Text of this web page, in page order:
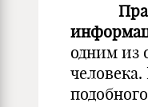
одним из